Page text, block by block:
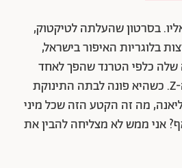
בסרטון שהעלתה לטיקטוק,
בלוגריות האיפור בישראל,
כלפי הטרנד שהפך לאחד
מסימני ההיכר של דור ה-Z. כשהיא פונה לבתה התינוקת
מה זה הקטע הזה שכל מיני
אני ממש לא מצליחה להבין את